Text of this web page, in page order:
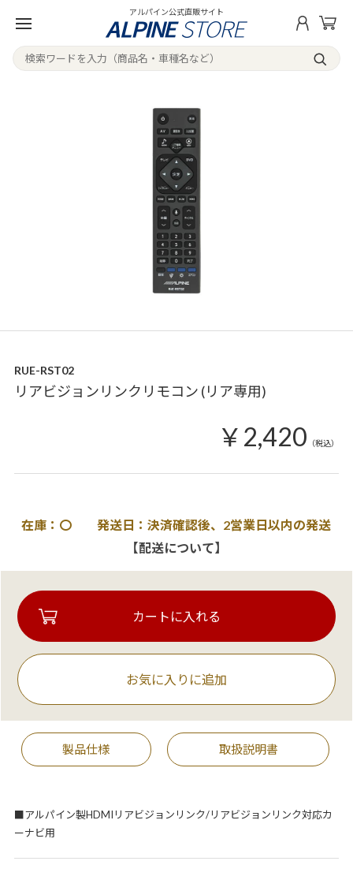
アルパイン公式直販サイト
RUE-RST02
リアビジョンリンクリモコン (リア専用)
￥2,420 （税込）
在庫：〇 発送日：決済確認後、2営業日以内の発送
【配送について】
お気に入りに追加
製品仕様 取扱説明書
■アルパイン製HDMIリアビジョンリンク/リアビジョンリンク対応カ
ーナビ用